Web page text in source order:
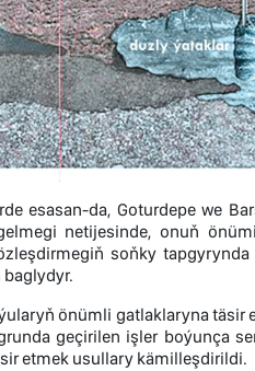
esasan-da, Goturdepe we
netijesinde, onuň
soňky
önümli gatlaklaryna täsir
geçirilen işler boýunça
etmek usullary kämilleşdirildi.